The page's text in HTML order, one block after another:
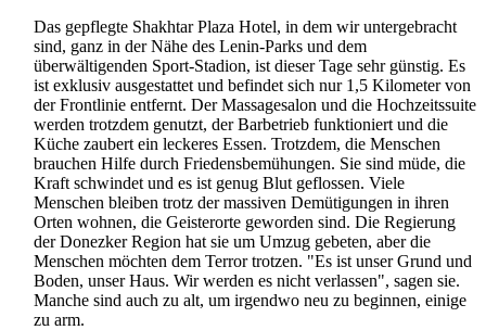
Das gepflegte Shakhtar Plaza Hotel, in dem wir untergebracht
sind, ganz in der Nähe des Lenin-Parks und dem
überwältigenden Sport-Stadion, ist dieser Tage sehr günstig. Es
ist exklusiv ausgestattet und befindet sich nur 1,5 Kilometer von
der Frontlinie entfernt. Der Massagesalon und die Hochzeits­suite
werden trotzdem genutzt, der Barbetrieb funktioniert und die
Küche zaubert ein leckeres Essen. Trotzdem, die Menschen
brauchen Hilfe durch Friedens­bemühungen. Sie sind müde, die
Kraft schwindet und es ist genug Blut geflossen. Viele
Menschen bleiben trotz der massiven Demütigungen in ihren
Orten wohnen, die Geisterorte geworden sind. Die Regierung
der Donezker Region hat sie um Umzug gebeten, aber die
Menschen möchten dem Terror trotzen. "Es ist unser Grund und
Boden, unser Haus. Wir werden es nicht verlassen", sagen sie.
Manche sind auch zu alt, um irgendwo neu zu beginnen, einige
zu arm.